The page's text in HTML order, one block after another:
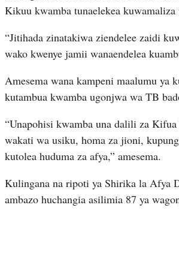
Kikuu kwamba tunaelekea kuwamaliza
“Jitihada zinatakiwa ziendelee zaidi
wako kwenye jamii wanaendelea
Amesema wana kampeni maalumu ya
kutambua kwamba ugonjwa wa TB
“Unapohisi kwamba una dalili za
wakati wa usiku, homa za jioni,
kutolea huduma za afya,” amesema.
Kulingana na ripoti ya Shirika la Afya
ambazo huchangia asilimia 87 ya